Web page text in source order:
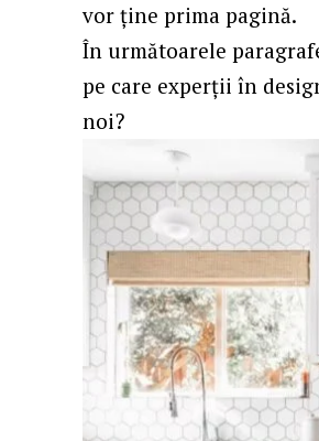
vor ține prima pagină.
În următoarele
pe care experții în
noi?